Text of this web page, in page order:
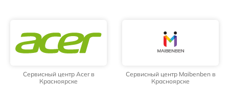
Сервисный центр Acer в
Красноярске
Сервисный центр Maibenben в
Красноярске